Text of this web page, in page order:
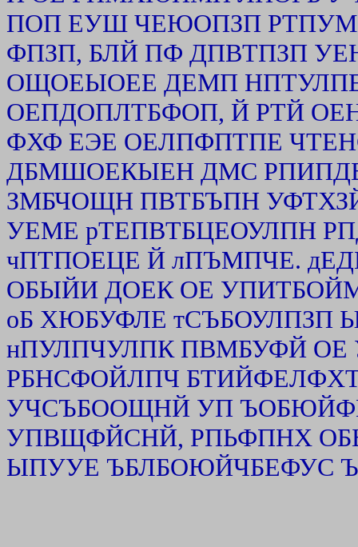
ПОП ЕУШ ЧЕЮОПЗП
ФПЗП, БЛЙ ПФ ДПВТПЗП
ОЩОЕЫОЕЕ ДЕМП
ОЕПДОПЛТБФОП, Й РТЙ
ФХФ ЕЭЕ ОЕЛПФПТПЕ
ДБМШОЕКЫЕН ДМС
ЗМБЧОЩН ПВТБЪПН
УЕМЕ рТЕПВТБЦЕОУЛПН
чПТПОЕЦЕ Й лПЪМПЧЕ.
ОБЫЙИ ДОЕК ОЕ
оБ ХЮБУФЛЕ
нПУЛПЧУЛПК ПВМБУФЙ
РБНСФОЙЛПЧ
УЧСЪБООЩНЙ УП
УПВЩФЙСНЙ, РПЬФПНХ
ЫПУУЕ ЪБЛБОЮЙЧБЕФУС